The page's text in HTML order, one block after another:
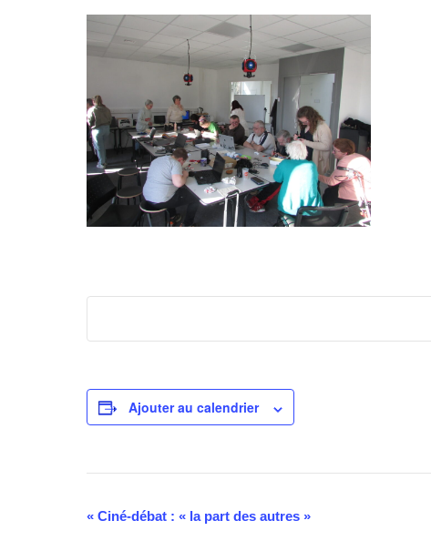
Ajouter au calendrier
Navigation
« Ciné-débat : « la part des autres »